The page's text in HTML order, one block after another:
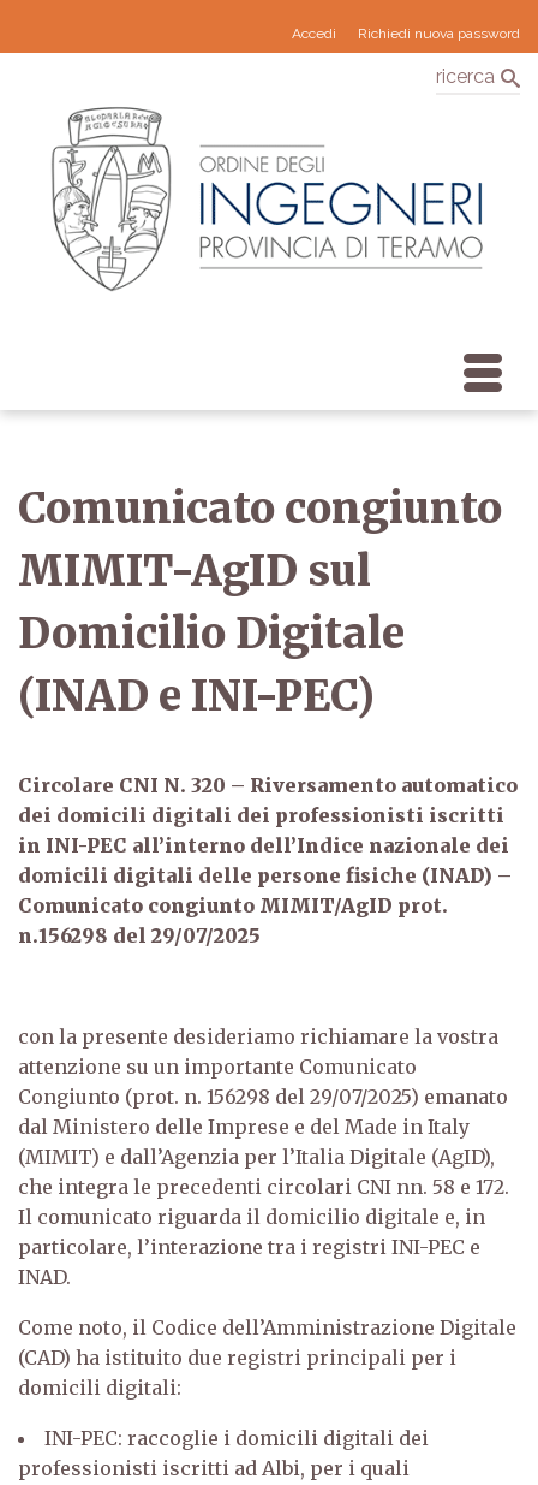
Accedi Richiedi nuova password
ricerca
Comunicato congiunto
MIMIT-AgID sul
Domicilio Digitale
(INAD e INI-PEC)
Circolare CNI N. 320 – Riversamento automatico
dei domicili digitali dei professionisti iscritti
in INI-PEC all’interno dell’Indice nazionale dei
domicili digitali delle persone fisiche (INAD) –
Comunicato congiunto MIMIT/AgID prot.
n.156298 del 29/07/2025
con la presente desideriamo richiamare la vostra
attenzione su un importante Comunicato
Congiunto (prot. n. 156298 del 29/07/2025) emanato
dal Ministero delle Imprese e del Made in Italy
(MIMIT) e dall’Agenzia per l’Italia Digitale (AgID),
che integra le precedenti circolari CNI nn. 58 e 172.
Il comunicato riguarda il domicilio digitale e, in
particolare, l’interazione tra i registri INI-PEC e
INAD.
Come noto, il Codice dell’Amministrazione Digitale
(CAD) ha istituito due registri principali per i
domicili digitali:
INI-PEC: raccoglie i domicili digitali dei
professionisti iscritti ad Albi, per i quali